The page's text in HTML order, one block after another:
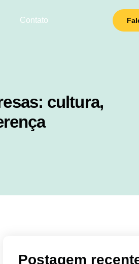
Contato
cultura,
Postagem